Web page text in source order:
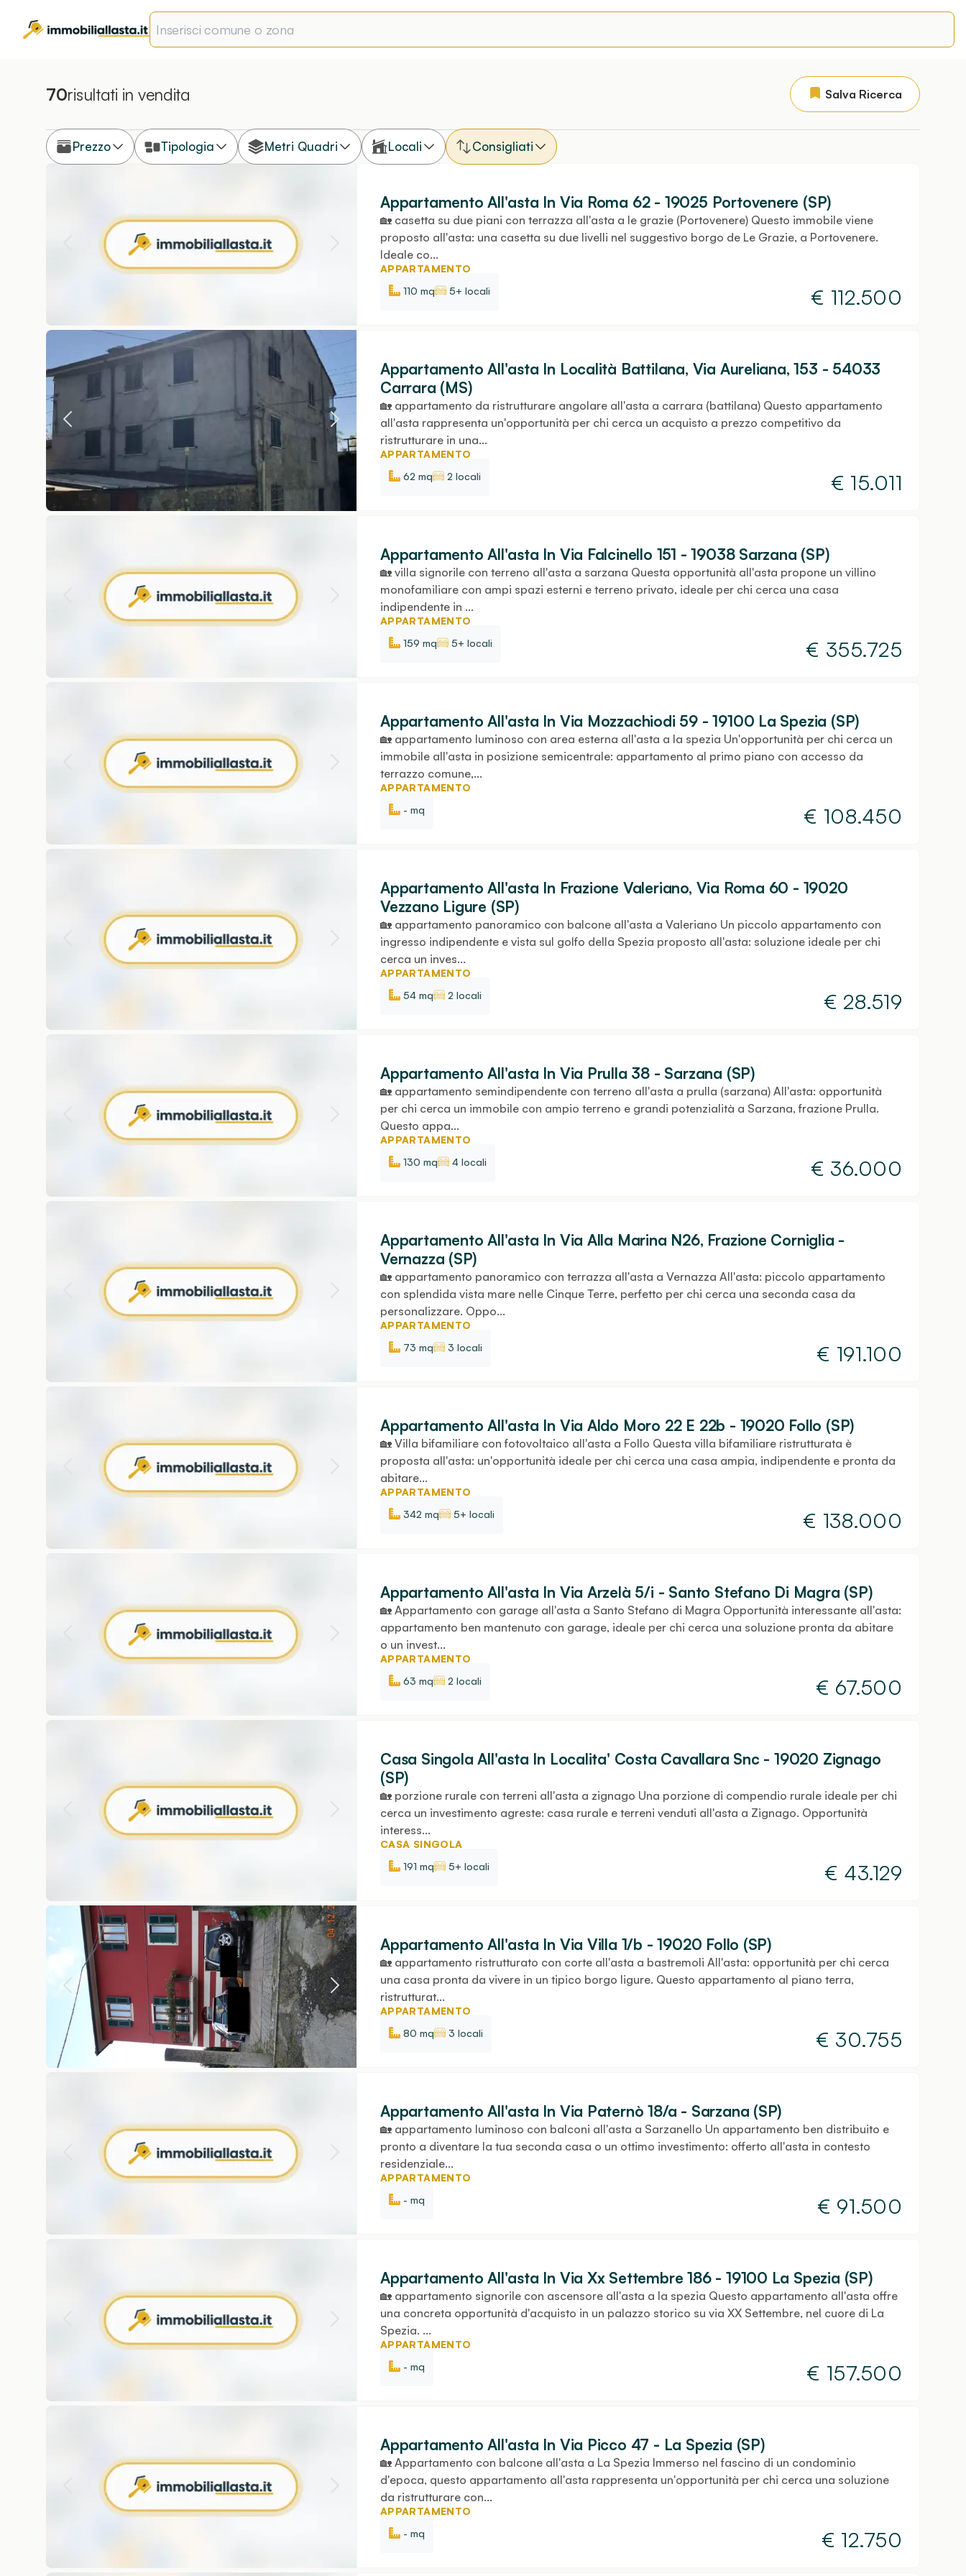
70risultati in vendita Salva Ricerca
Prezzo Tipologia Metri Quadri Locali Consigliati
Appartamento All'asta In Via Roma 62 - 19025 Portovenere (SP)
🏡 casetta su due piani con terrazza all'asta a le grazie (Portovenere) Questo immobile viene
proposto all'asta: una casetta su due livelli nel suggestivo borgo de Le Grazie, a Portovenere.
Ideale co...
APPARTAMENTO
110 mq
5+ locali € 112.500
Appartamento All'asta In Località Battilana, Via Aureliana, 153 - 54033
Carrara (MS)
🏡 appartamento da ristrutturare angolare all'asta a carrara (battilana) Questo appartamento
all'asta rappresenta un'opportunità per chi cerca un acquisto a prezzo competitivo da
ristrutturare in una...
APPARTAMENTO
62 mq
2 locali € 15.011
Appartamento All'asta In Via Falcinello 151 - 19038 Sarzana (SP)
🏡 villa signorile con terreno all'asta a sarzana Questa opportunità all'asta propone un villino
monofamiliare con ampi spazi esterni e terreno privato, ideale per chi cerca una casa
indipendente in ...
APPARTAMENTO
159 mq
5+ locali € 355.725
Appartamento All'asta In Via Mozzachiodi 59 - 19100 La Spezia (SP)
🏡 appartamento luminoso con area esterna all'asta a la spezia Un'opportunità per chi cerca un
immobile all'asta in posizione semicentrale: appartamento al primo piano con accesso da
terrazzo comune,...
APPARTAMENTO
- mq
€ 108.450
Appartamento All'asta In Frazione Valeriano, Via Roma 60 - 19020
Vezzano Ligure (SP)
🏡 appartamento panoramico con balcone all'asta a Valeriano Un piccolo appartamento con
ingresso indipendente e vista sul golfo della Spezia proposto all'asta: soluzione ideale per chi
cerca un inves...
APPARTAMENTO
54 mq
2 locali € 28.519
Appartamento All'asta In Via Prulla 38 - Sarzana (SP)
🏡 appartamento semindipendente con terreno all'asta a prulla (sarzana) All'asta: opportunità
per chi cerca un immobile con ampio terreno e grandi potenzialità a Sarzana, frazione Prulla.
Questo appa...
APPARTAMENTO
130 mq
4 locali € 36.000
Appartamento All'asta In Via Alla Marina N26, Frazione Corniglia -
Vernazza (SP)
🏡 appartamento panoramico con terrazza all'asta a Vernazza All'asta: piccolo appartamento
con splendida vista mare nelle Cinque Terre, perfetto per chi cerca una seconda casa da
personalizzare. Oppo...
APPARTAMENTO
73 mq
3 locali € 191.100
Appartamento All'asta In Via Aldo Moro 22 E 22b - 19020 Follo (SP)
🏡 Villa bifamiliare con fotovoltaico all'asta a Follo Questa villa bifamiliare ristrutturata è
proposta all'asta: un'opportunità ideale per chi cerca una casa ampia, indipendente e pronta da
abitare...
APPARTAMENTO
342 mq
5+ locali € 138.000
Appartamento All'asta In Via Arzelà 5/i - Santo Stefano Di Magra (SP)
🏡 Appartamento con garage all'asta a Santo Stefano di Magra Opportunità interessante all'asta:
appartamento ben mantenuto con garage, ideale per chi cerca una soluzione pronta da abitare
o un invest...
APPARTAMENTO
63 mq
2 locali € 67.500
Casa Singola All'asta In Localita' Costa Cavallara Snc - 19020 Zignago
(SP)
🏡 porzione rurale con terreni all'asta a zignago Una porzione di compendio rurale ideale per chi
cerca un investimento agreste: casa rurale e terreni venduti all'asta a Zignago. Opportunità
interess...
CASA SINGOLA
191 mq
5+ locali € 43.129
Appartamento All'asta In Via Villa 1/b - 19020 Follo (SP)
🏡 appartamento ristrutturato con corte all'asta a bastremoli All'asta: opportunità per chi cerca
una casa pronta da vivere in un tipico borgo ligure. Questo appartamento al piano terra,
ristrutturat...
APPARTAMENTO
80 mq
3 locali € 30.755
Appartamento All'asta In Via Paternò 18/a - Sarzana (SP)
🏡 appartamento luminoso con balconi all'asta a Sarzanello Un appartamento ben distribuito e
pronto a diventare la tua seconda casa o un ottimo investimento: offerto all'asta in contesto
residenziale...
APPARTAMENTO
- mq
€ 91.500
Appartamento All'asta In Via Xx Settembre 186 - 19100 La Spezia (SP)
🏡 appartamento signorile con ascensore all'asta a la spezia Questo appartamento all'asta offre
una concreta opportunità d'acquisto in un palazzo storico su via XX Settembre, nel cuore di La
Spezia. ...
APPARTAMENTO
- mq
€ 157.500
Appartamento All'asta In Via Picco 47 - La Spezia (SP)
🏡 Appartamento con balcone all'asta a La Spezia Immerso nel fascino di un condominio
d'epoca, questo appartamento all'asta rappresenta un'opportunità per chi cerca una soluzione
da ristrutturare con...
APPARTAMENTO
- mq
€ 12.750